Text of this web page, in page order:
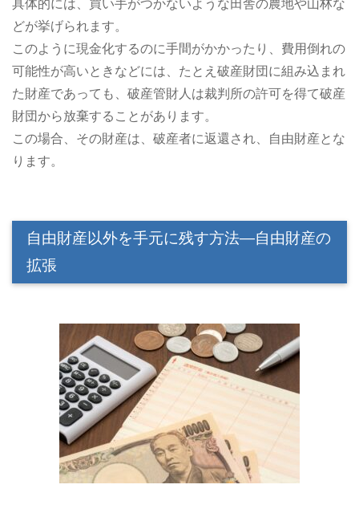
具体的には、買い手がつかないような田舎の農地や山林な
どが挙げられます。
このように現金化するのに手間がかかったり、費用倒れの
可能性が高いときなどには、たとえ破産財団に組み込まれ
た財産であっても、破産管財人は裁判所の許可を得て破産
財団から放棄することがあります。
この場合、その財産は、破産者に返還され、自由財産とな
ります。
自由財産以外を手元に残す方法―自由財産の
拡張